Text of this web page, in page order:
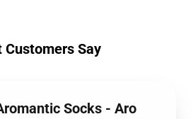
Customers Say
Socks - Aro